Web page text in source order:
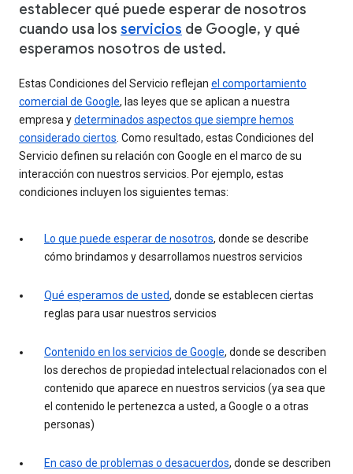
establecer qué puede esperar de nosotros
cuando usa los servicios de Google, y qué
esperamos nosotros de usted.
Estas Condiciones del Servicio reflejan el comportamiento
comercial de Google, las leyes que se aplican a nuestra
empresa ydeterminados aspectos que siempre hemos
considerado ciertos. Como resultado, estas Condiciones del
Servicio definen su relación con Google en el marco de su
interacción con nuestros servicios. Por ejemplo, estas
condiciones incluyen los siguientes temas:
Lo que puede esperar de nosotros, donde se describe
cómo brindamos y desarrollamos nuestros servicios
Qué esperamos de usted, donde se establecen ciertas
reglas para usar nuestros servicios
Contenido en los servicios de Google, donde se describen
los derechos de propiedad intelectual relacionados con el
contenido que aparece en nuestros servicios (ya sea que
el contenido le pertenezca a usted, a Google o a otras
personas)
En caso de problemas o desacuerdos, donde se describen